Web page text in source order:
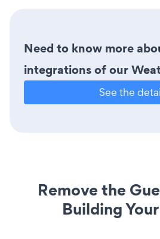
Need to know more
integrations of our
See the
Remove the
Building